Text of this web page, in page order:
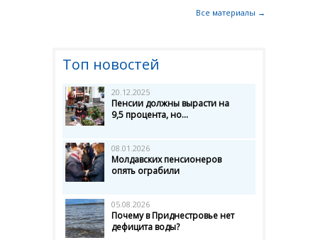
Все материалы →
Топ новостей
20.12.2025
Пенсии должны вырасти на
9,5 процента, но...
08.01.2026
Молдавских пенсионеров
опять ограбили
05.08.2026
Почему в Приднестровье нет
дефицита воды?